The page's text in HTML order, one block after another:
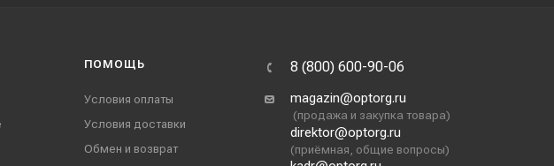
ПОМОЩЬ
Условия оплаты
Условия доставки
Обмен и возврат
8 (800) 600-90-06
magazin@optorg.ru
(продажа и закупка товара)
direktor@optorg.ru
(приёмная, общие вопросы)